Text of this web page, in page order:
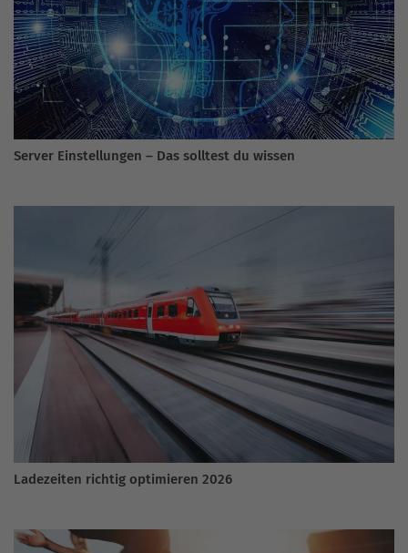
Server Einstellungen – Das solltest du wissen
Ladezeiten richtig optimieren 2026